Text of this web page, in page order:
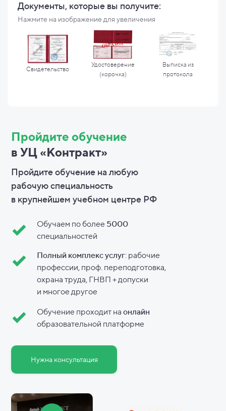
Документы, которые вы получите:
Нажмите на изображение для увеличения
Свидетельство
Удостоверение
(корочка)
Выписка из
протокола
Пройдите обучение
в УЦ «Контракт»
Нужна консультация
Пройдите обучение на любую
рабочую специальность
в крупнейшем учебном центре РФ
Обучаем по более 5000
специальностей
Обучение проходит наонлайн
образовательной платформе
Полный комплекс услуг: рабочие
профессии, проф. переподготовка,
охрана труда, ГНВП + допуски
и многое другое